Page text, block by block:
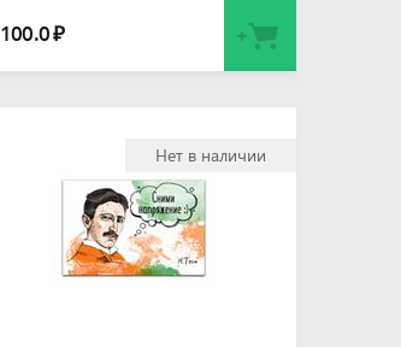
100.0₽
Нет в наличии